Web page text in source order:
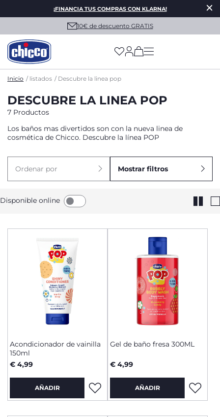
¡FINANCIA TUS COMPRAS CON KLARNA!
10€ de descuento GRATIS
(has more options
Inicio listados Descubre la linea pop
DESCUBRE LA LINEA POP
7 Productos
Los baños mas divertidos son con la nueva linea de
cosmética de Chicco. Descubre la línea POP
Ordenar por Mostrar filtros
Disponible online
Acondicionador de vainilla
150ml
€ 4,99
AÑADIR
Gel de baño fresa 300ML
€ 4,99
AÑADIR